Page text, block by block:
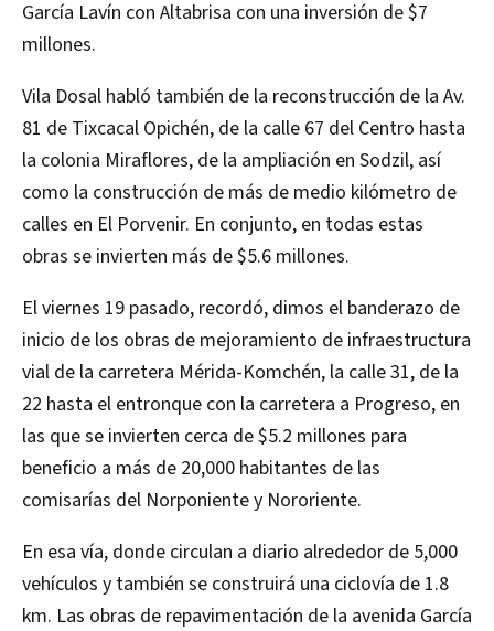
García Lavín con Altabrisa con una inversión de $7
millones.
Vila Dosal habló también de la reconstrucción de la Av.
81 de Tixcacal Opichén, de la calle 67 del Centro hasta
la colonia Miraflores, de la ampliación en Sodzil, así
como la construcción de más de medio kilómetro de
calles en El Porvenir. En conjunto, en todas estas
obras se invierten más de $5.6 millones.
El viernes 19 pasado, recordó, dimos el banderazo de
inicio de los obras de mejoramiento de infraestructura
vial de la carretera Mérida-Komchén, la calle 31, de la
22 hasta el entronque con la carretera a Progreso, en
las que se invierten cerca de $5.2 millones para
beneficio a más de 20,000 habitantes de las
comisarías del Norponiente y Nororiente.
En esa vía, donde circulan a diario alrededor de 5,000
vehículos y también se construirá una ciclovía de 1.8
km. Las obras de repavimentación de la avenida García